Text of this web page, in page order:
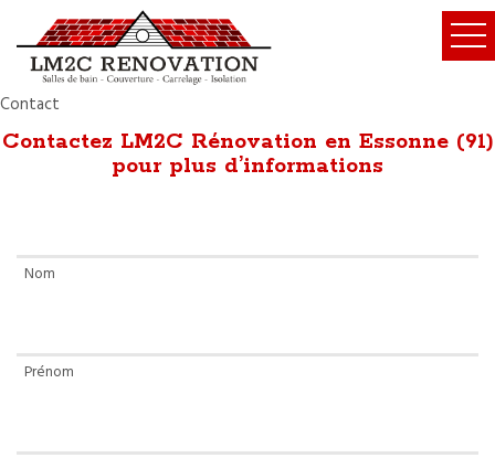
Contact
Contactez LM2C Rénovation en Essonne (91)
pour plus d’informations
Nom
Prénom